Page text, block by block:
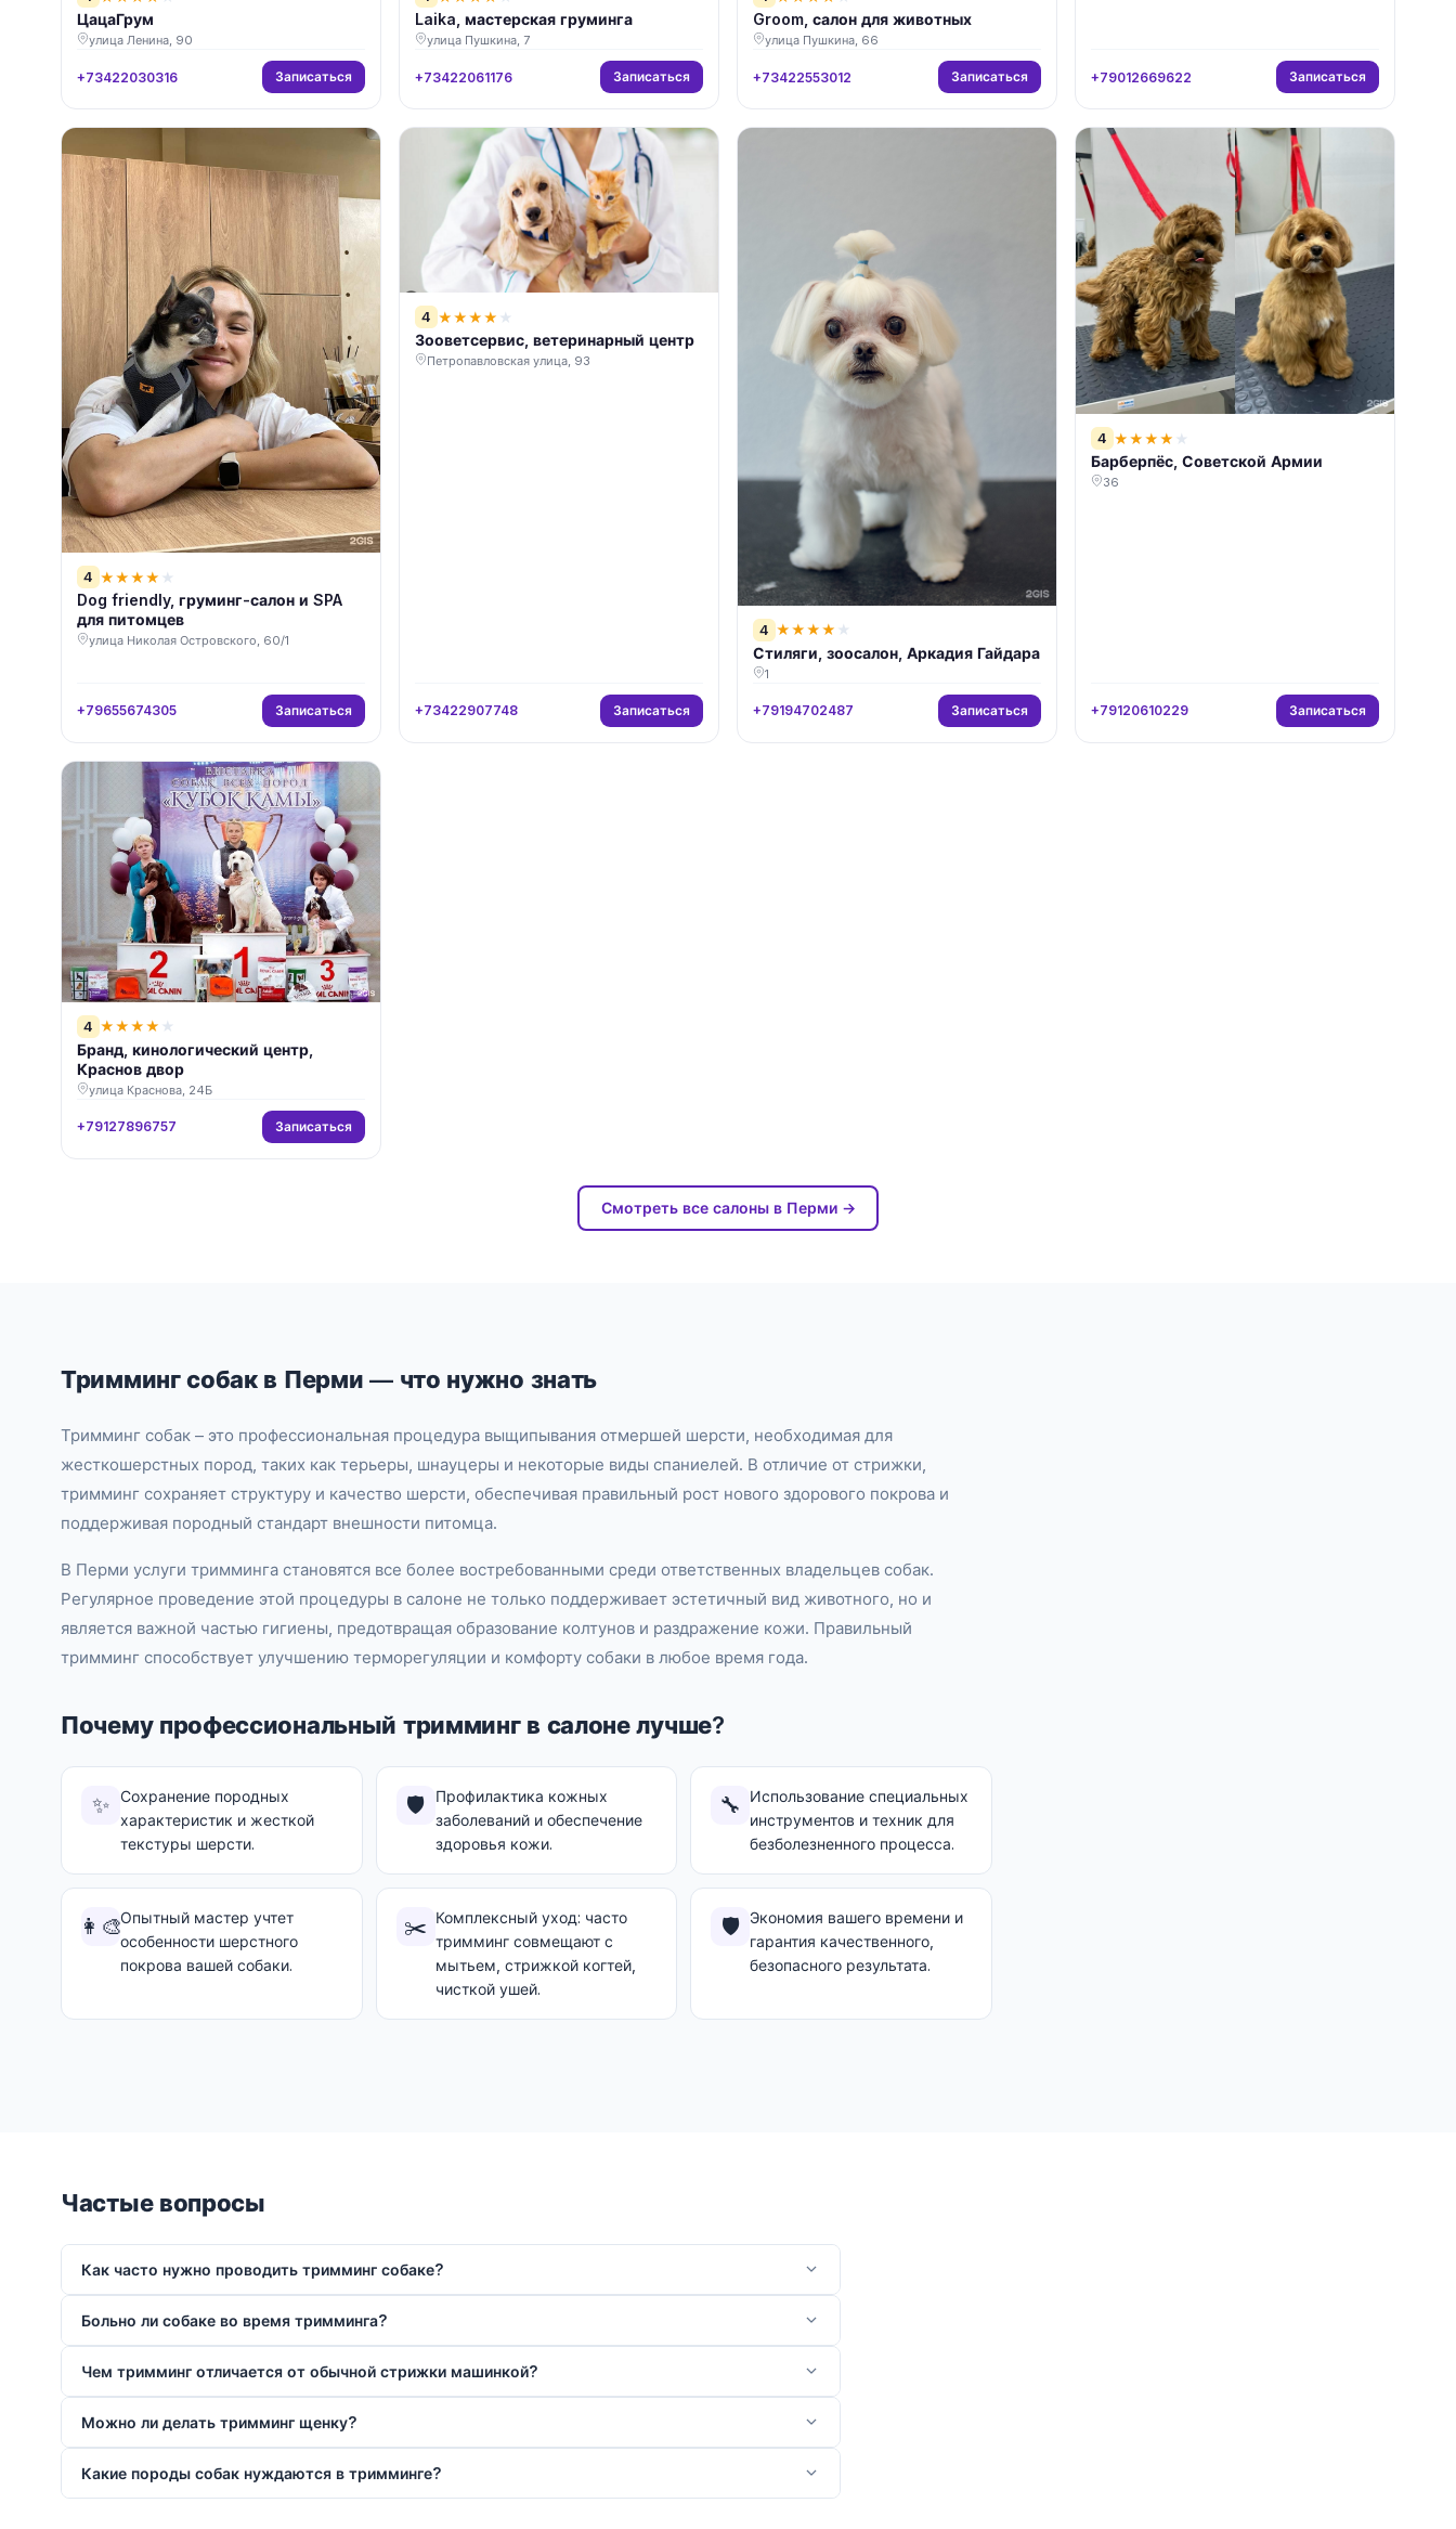
ЦацаГрум
улица Ленина, 90
+73422030316 Записаться
Laika, мастерская груминга
улица Пушкина, 7
+73422061176 Записаться
Groom, салон для животных
улица Пушкина, 66
+73422553012 Записаться +79012669622 Записаться
4 ★★★★ ★
Dog friendly, груминг-салон и SPA
для питомцев
улица Николая Островского, 60/1
+79655674305 Записаться
4 ★★★★ ★
Зооветсервис, ветеринарный центр
Петропавловская улица, 93
+73422907748 Записаться
4 ★★★★ ★
Стиляги, зоосалон, Аркадия Гайдара
1
+79194702487 Записаться
4 ★★★★ ★
Барберпёс, Советской Армии
36
+79120610229 Записаться
4 ★★★★ ★
Бранд, кинологический центр,
Краснов двор
улица Краснова, 24Б
+79127896757 Записаться
Смотреть все салоны в Перми →
Тримминг собак в Перми — что нужно знать
Тримминг собак – это профессиональная процедура выщипывания отмершей шерсти, необходимая для
жесткошерстных пород, таких как терьеры, шнауцеры и некоторые виды спаниелей. В отличие от стрижки,
тримминг сохраняет структуру и качество шерсти, обеспечивая правильный рост нового здорового покрова и
поддерживая породный стандарт внешности питомца.
В Перми услуги тримминга становятся все более востребованными среди ответственных владельцев собак.
Регулярное проведение этой процедуры в салоне не только поддерживает эстетичный вид животного, но и
является важной частью гигиены, предотвращая образование колтунов и раздражение кожи. Правильный
тримминг способствует улучшению терморегуляции и комфорту собаки в любое время года.
Почему профессиональный тримминг в салоне лучше?
✨ Сохранение породных
характеристик и жесткой
текстуры шерсти.
🛡️
Профилактика кожных
заболеваний и обеспечение
здоровья кожи.
🔧
Использование специальных
инструментов и техник для
безболезненного процесса.
👩‍🎨Опытный мастер учтет
особенности шерстного
покрова вашей собаки.
✂️ Комплексный уход: часто
тримминг совмещают с
мытьем, стрижкой когтей,
чисткой ушей.
🛡️ Экономия вашего времени и
гарантия качественного,
безопасного результата.
Частые вопросы
Как часто нужно проводить тримминг собаке?
Больно ли собаке во время тримминга?
Чем тримминг отличается от обычной стрижки машинкой?
Можно ли делать тримминг щенку?
Какие породы собак нуждаются в тримминге?